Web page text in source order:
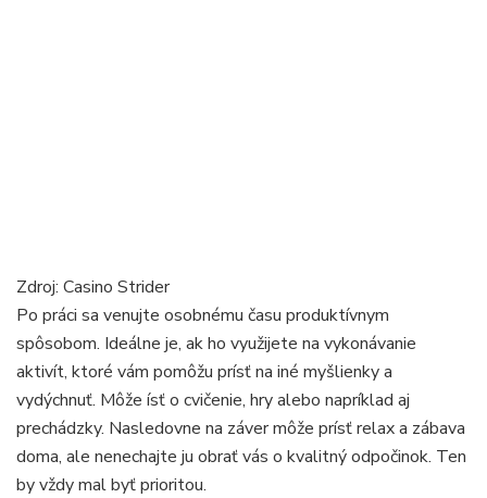
Zdroj: Casino Strider
Po práci sa venujte osobnému času produktívnym
spôsobom. Ideálne je, ak ho využijete na vykonávanie
aktivít, ktoré vám pomôžu prísť na iné myšlienky a
vydýchnuť. Môže ísť o cvičenie, hry alebo napríklad aj
prechádzky. Nasledovne na záver môže prísť relax a zábava
doma, ale nenechajte ju obrať vás o kvalitný odpočinok. Ten
by vždy mal byť prioritou.